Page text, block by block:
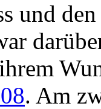
und
. Am